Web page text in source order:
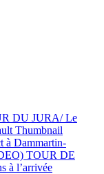
DU JURA/ Le
Dammartin-
TOUR DE
à l’arrivée